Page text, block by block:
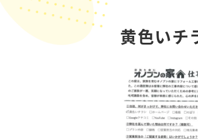
黄色いチ